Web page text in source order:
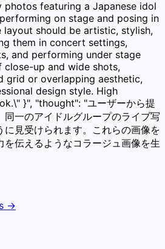
featuring a Japanese idol
on stage and posing in
layout should be artistic, stylish,
them in concert settings,
and performing under stage
close-up and wide shots,
grid or overlapping aesthetic,
design style. High
}", "thought": "ユーザーから提
同一のアイドルグループのライブ写
に見受けられます。これらの画像を
を伝えるようなコラージュ画像を生
→